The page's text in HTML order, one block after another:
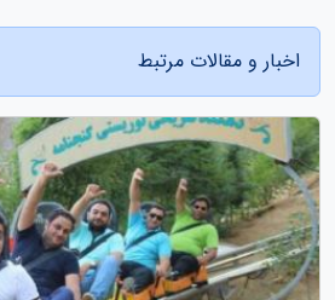
اخبار و مقالات مرتبط